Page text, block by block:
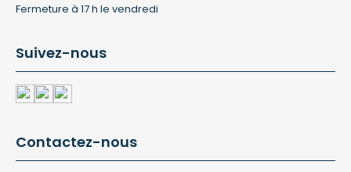
Fermeture à 17 h le vendredi
Suivez-nous
Contactez-nous